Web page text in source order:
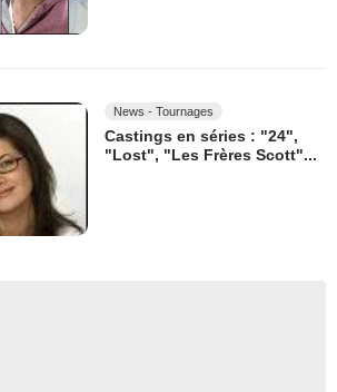
News - Tournages
Castings en séries : "24",
"Lost", "Les Frères Scott"...